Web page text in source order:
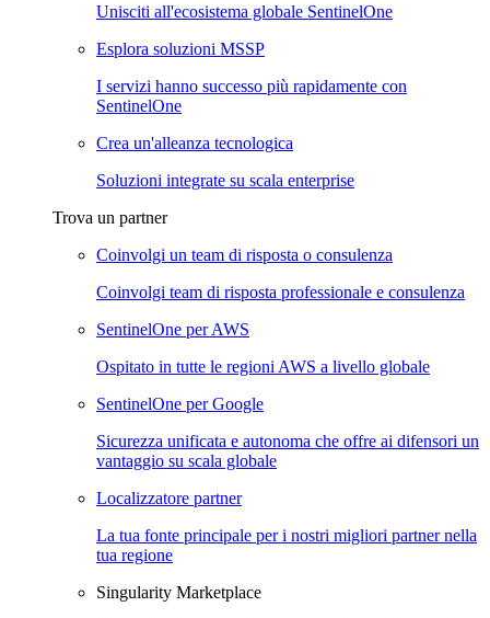
Unisciti all'ecosistema globale SentinelOne
Esplora soluzioni MSSP
I servizi hanno successo più rapidamente con
SentinelOne
Crea un'alleanza tecnologica
Soluzioni integrate su scala enterprise
Trova un partner
Coinvolgi un team di risposta o consulenza
Coinvolgi team di risposta professionale e consulenza
SentinelOne per AWS
Ospitato in tutte le regioni AWS a livello globale
SentinelOne per Google
Sicurezza unificata e autonoma che offre ai difensori un
vantaggio su scala globale
Localizzatore partner
La tua fonte principale per i nostri migliori partner nella
tua regione
Singularity Marketplace